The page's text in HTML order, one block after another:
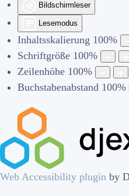
Bildschirmleser
Lesemodus
Inhaltsskalierung 100%
Schriftgröße 100%
Zeilenhöhe 100%
Buchstabenabstand 100%
Web Accessibility plugin by